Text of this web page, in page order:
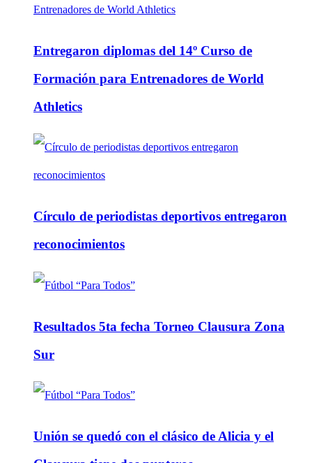
Entregaron diplomas del 14º Curso de
Formación para Entrenadores de World
Athletics
Círculo de periodistas deportivos entregaron
reconocimientos
Resultados 5ta fecha Torneo Clausura Zona
Sur
Unión se quedó con el clásico de Alicia y el